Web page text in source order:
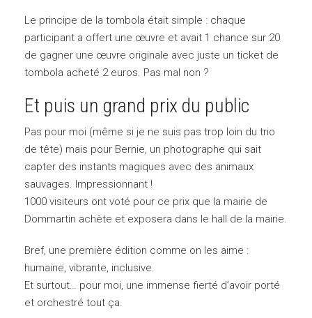
Le principe de la tombola était simple : chaque
participant a offert une œuvre et avait 1 chance sur 20
de gagner une œuvre originale avec juste un ticket de
tombola acheté 2 euros. Pas mal non ?
Et puis un grand prix du public
Pas pour moi (même si je ne suis pas trop loin du trio
de tête) mais pour Bernie, un photographe qui sait
capter des instants magiques avec des animaux
sauvages. Impressionnant !
1000 visiteurs ont voté pour ce prix que la mairie de
Dommartin achète et exposera dans le hall de la mairie.
Bref, une première édition comme on les aime :
humaine, vibrante, inclusive.
Et surtout… pour moi, une immense fierté d’avoir porté
et orchestré tout ça.